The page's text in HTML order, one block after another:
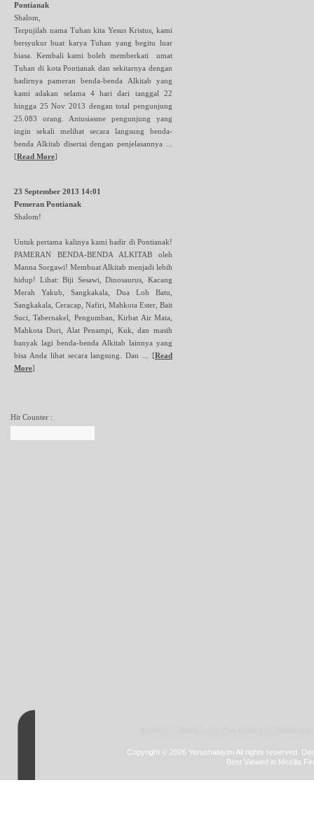
Pontianak
Shalom,
Terpujilah nama Tuhan kita Yesus Kristus, kami
bersyukur buat karya Tuhan yang begitu luar
biasa. Kembali kami boleh memberkati umat
Tuhan di kota Pontianak dan sekitarnya dengan
hadirnya pameran benda-benda Alkitab yang
kami adakan selama 4 hari dari tanggal 22
hingga 25 Nov 2013 dengan total pengunjung
25.083 orang. Antusiasme pengunjung yang
ingin sekali melihat secara langsung benda-
benda Alkitab disertai dengan penjelasannya ...
[Read More]
23 September 2013 14:01
Pemeran Pontianak
Shalom!
Untuk pertama kalinya kami hadir di Pontianak!
PAMERAN BENDA-BENDA ALKITAB oleh
Manna Sorgawi! Membuat Alkitab menjadi lebih
hidup! Lihat: Biji Sesawi, Dinosaurus, Kacang
Merah Yakub, Sangkakala, Dua Loh Batu,
Sangkakala, Ceracap, Nafiri, Mahkota Ester, Bait
Suci, Tabernakel, Pengumban, Kirbat Air Mata,
Mahkota Duri, Alat Penampi, Kuk, dan masih
banyak lagi benda-benda Alkitab lainnya yang
bisa Anda lihat secara langsung. Dan ... [Read
More]
Hit Counter :
Copyright © 2026 Yerushalayim All rights reserved.
Best Viewed in Mozilla